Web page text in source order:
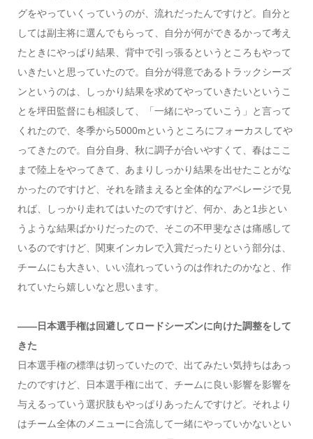
グをやっていくっていうのが、流れだったんですけど。自分と
しては副主将に選んでもらって、自分が何ができるかって考え
たときにやっぱり結果、背中で引っ張るというところもやって
いきたいと思っていたので。自分が得意であるトラックシーズ
ンというのは、しっかり結果を求めてやっていきたいというこ
とを坪田監督にも相談して、「一緒にやっていこう」と言って
くれたので、冬季から5000mというところにフォーカスしてや
ってきたので。自分自身、秋に調子が合いやすくて、春はここ
まで陸上をやってきて、あまりしっかり結果を出せたことがな
かったのですけど、それを踏まえると全体的なアベレージで見
れば、しっかり走れてはいたのですけど、何か、あと1歩とい
うような結果ばかりだったので、そこの不甲斐なさは痛感して
いるのですけど、関東インカレで入賞だったりという部分は、
チームにも大きい、いい流れっていうのは作れたのかなと、作
れていたら嬉しいなと思います。
――日本選手権は回避してロードシーズンに向けた調整をして
きた
日本選手権の標準は切っていたので、出てみたい気持ちはあっ
たのですけど、日本選手権に出て、チームに良い影響を影響を
与えるっていう選択肢もやっぱりあったんですけど。それより
はチーム全体のメニューに合流して一緒にやっていかないとい